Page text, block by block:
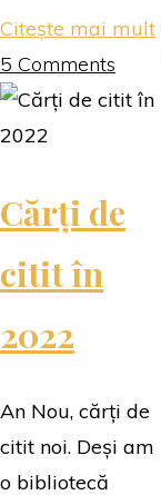
Citește mai mult
5 Comments
Cărți de
citit în
2022
An Nou, cărți de
citit noi. Deși am
o bibliotecă